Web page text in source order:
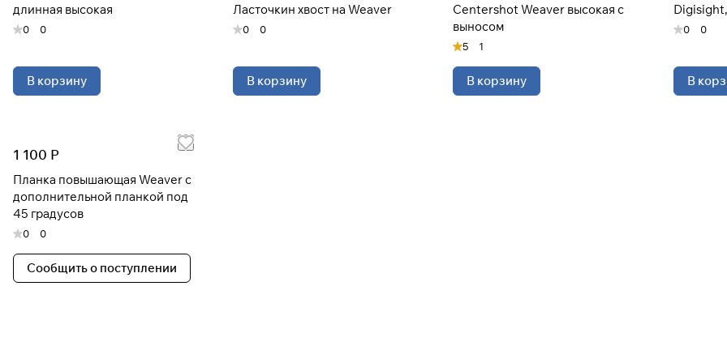
длинная высокая
0 0
В корзину
Ласточкин хвост на Weaver
0 0
В корзину
Centershot Weaver высокая с
выносом
5 1
В корзину
0 0
В
1 100 Р
Планка повышающая Weaver с
дополнительной планкой под
45 градусов
0 0
Сообщить о поступлении
Оставшиеся
с вашей картыпо25%